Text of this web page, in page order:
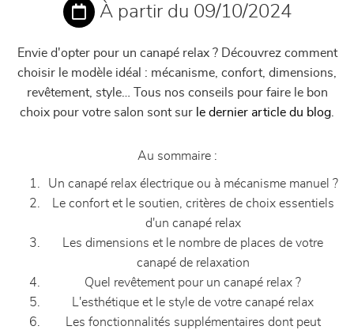
À partir du 09/10/2024
Envie d'opter pour un canapé relax ? Découvrez comment
choisir le modèle idéal : mécanisme, confort, dimensions,
revêtement, style… Tous nos conseils pour faire le bon
choix pour votre salon sont sur le dernier article du blog
Au sommaire :
Un canapé relax électrique ou à mécanisme manuel ?
Le confort et le soutien, critères de choix essentiels
d'un canapé relax
Les dimensions et le nombre de places de votre
canapé de relaxation
Quel revêtement pour un canapé relax ?
L'esthétique et le style de votre canapé relax
Les fonctionnalités supplémentaires dont peut